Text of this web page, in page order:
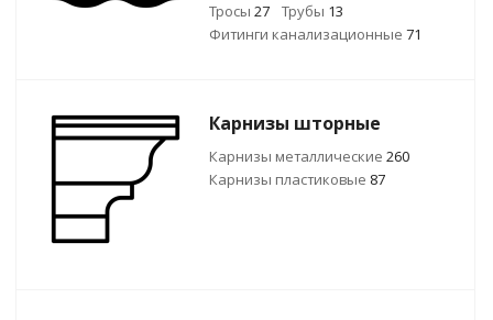
Тросы 27 Трубы 13
Фитинги канализационные 71
Карнизы шторные
Карнизы металлические 260
Карнизы пластиковые 87